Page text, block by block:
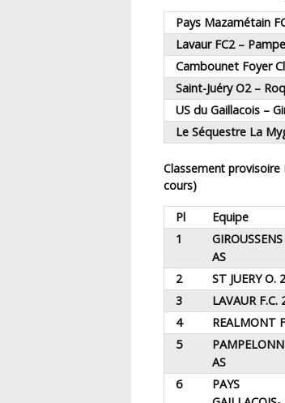
Pays Mazamétain
Lavaur FC2 –
Cambounet Foyer
Saint-Juéry O2 –
US du Gaillacois –
Le Séquestre La
Classement provisoire D1 Koesio au dimanche 6 avril 2025 (sous réserve des procédures en
cours)
Pl Equipe
1
GIROUSSENS
AS
2 ST JUERY O.
3
LAVAUR F.C.
4
REALMONT
5
AS
6
PAYS